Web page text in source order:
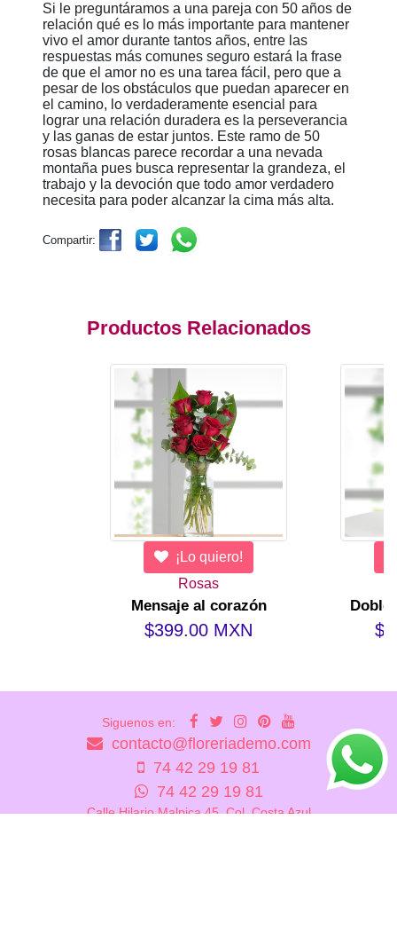
Si le preguntáramos a una pareja con 50 años de
relación qué es lo más importante para mantener
vivo el amor durante tantos años, entre las
respuestas más comunes seguro estará la frase
de que el amor no es una tarea fácil, pero que a
pesar de los obstáculos que puedan aparecer en
el camino, lo verdaderamente esencial para
lograr una relación duradera es la perseverancia
y las ganas de estar juntos. Este ramo de 50
rosas blancas parece recordar a una nevada
montaña pues busca representar la grandeza, el
trabajo y la devoción que todo amor verdadero
necesita para poder alcanzar la cima más alta.
Compartir:
Productos Relacionados
¡Lo quiero!
Mensaje al corazón
$399.00 MXN
Doble orquídea
$909.00
Siguenos en:
contacto@floreriademo.com
74 42 29 19 81
74 42 29 19 81
Calle Hilario Malpica 45, Col. Costa Azul